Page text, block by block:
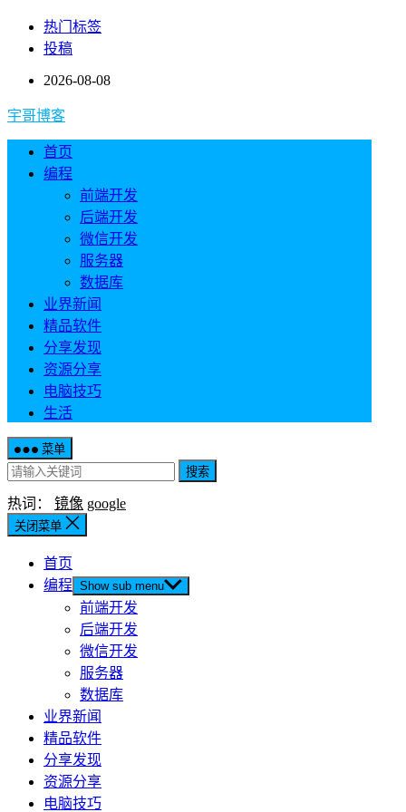
热门标签
投稿
2026-08-08
宇哥博客
首页
编程
前端开发
后端开发
微信开发
服务器
数据库
业界新闻
精品软件
分享发现
资源分享
电脑技巧
生活
菜单
搜索
热词： 镜像 google
关闭菜单
首页
编程 Show sub menu
前端开发
后端开发
微信开发
服务器
数据库
业界新闻
精品软件
分享发现
资源分享
电脑技巧